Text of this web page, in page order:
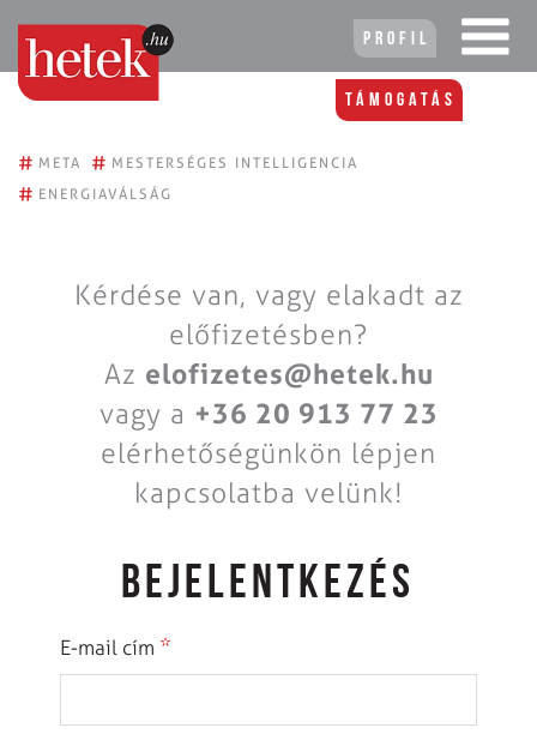
Profil
Támogatás
# META # MESTERSÉGES INTELLIGENCIA
# ENERGIAVÁLSÁG
Kérdése van, vagy elakadt az
előfizetésben?
Az elofizetes@hetek.hu
vagy a +36 20 913 77 23
elérhetőségünkön lépjen
kapcsolatba velünk!
BEJELENTKEZÉS
E-mail cím *